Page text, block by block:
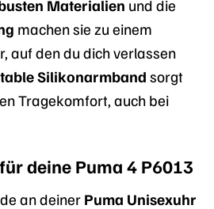
Materialien und die
machen sie zu einem
auf den du dich verlassen
Silikonarmband sorgt
Tragekomfort, auch bei
deine Puma 4 P6013
an deiner Puma Unisexuhr